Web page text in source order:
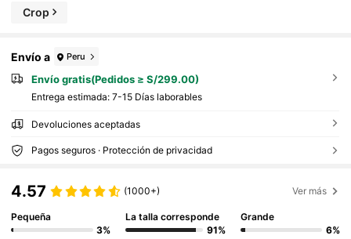
Crop
Envío a Peru
Envío gratis(Pedidos ≥ S/299.00)
Entrega estimada: 7-15 Días laborables
Devoluciones aceptadas
Pagos seguros · Protección de privacidad
4.57 (1000+) Ver más
Pequeña
3%
La talla corresponde
91%
Grande
6%